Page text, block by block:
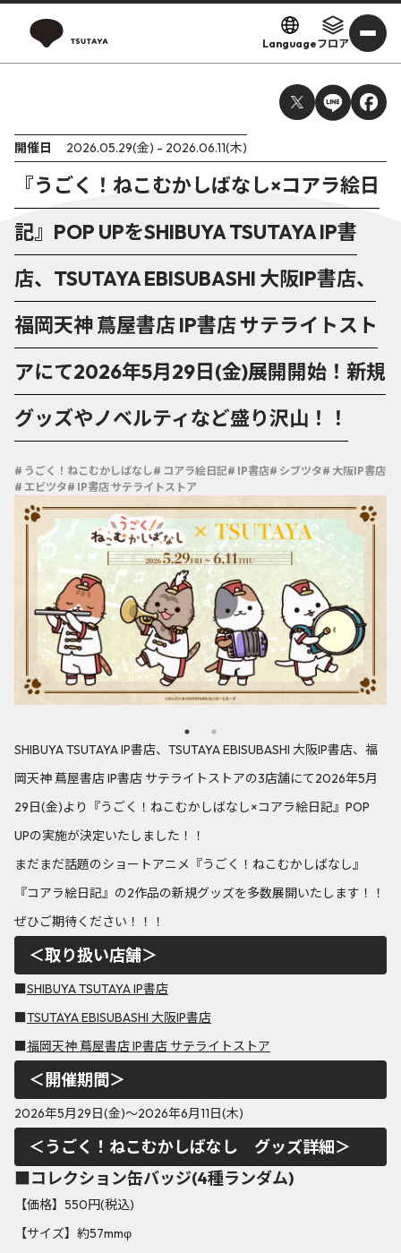
Languageフロア
開催日 2026.05.29(金) - 2026.06.11(木)
『うごく！ねこむかしばなし×コアラ絵日
記』POP UPをSHIBUYA TSUTAYA IP書
店、TSUTAYA EBISUBASHI 大阪IP書店、
福岡天神 蔦屋書店 IP書店 サテライトスト
アにて2026年5月29日(金)展開開始！新規
グッズやノベルティなど盛り沢山！！
# うごく！ねこむかしばなし# コアラ絵日記# IP書店# シブツタ# 大阪IP書店
# エビツタ# IP書店 サテライトストア
SHIBUYA TSUTAYA IP書店、TSUTAYA EBISUBASHI 大阪IP書店、福
岡天神 蔦屋書店 IP書店 サテライトストアの3店舗にて2026年5月
29日(金)より『うごく！ねこむかしばなし×コアラ絵日記』POP
UPの実施が決定いたしました！！
まだまだ話題のショートアニメ『うごく！ねこむかしばなし』
『コアラ絵日記』の2作品の新規グッズを多数展開いたします！！
ぜひご期待ください！！！
＜取り扱い店舗＞
■SHIBUYA TSUTAYA IP書店
■TSUTAYA EBISUBASHI 大阪IP書店
■福岡天神 蔦屋書店 IP書店 サテライトストア
＜開催期間＞
2026年5月29日(金)～2026年6月11日(木)
＜うごく！ねこむかしばなし グッズ詳細＞
■コレクション缶バッジ(4種ランダム)
【価格】550円(税込)
【サイズ】約57mmφ